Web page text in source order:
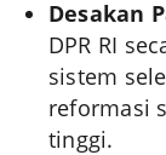
Desakan
DPR RI
sistem
reformasi
tinggi.